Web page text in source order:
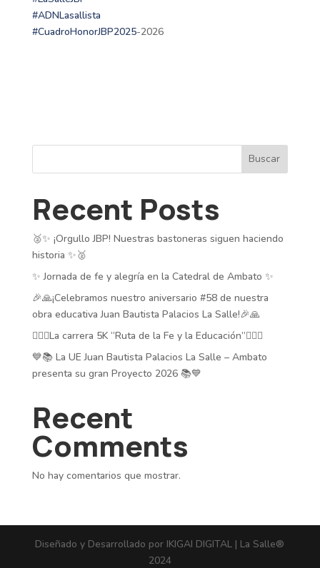
#ADNLasallista
#CuadroHonorJBP2025-2026
Buscar
Recent Posts
🥈✨ ¡Orgullo JBP! Nuestras bastoneras siguen haciendo
historia ✨🥈
✨ Jornada de fe y alegría en la Catedral de Ambato ✨
🎉🙏¡Celebramos nuestro aniversario #58 de nuestra
obra educativa Juan Bautista Palacios La Salle!🎉🙏
🏃‍♂️✨La carrera 5K “Ruta de la Fe y la Educación”🏃‍♂️✨
💙📚 La UE Juan Bautista Palacios La Salle – Ambato
presenta su gran Proyecto 2026 📚💙
Recent
Comments
No hay comentarios que mostrar.
Diseñado y Desarrollado por IKIGAI DIGITAL | La Salle®
2024